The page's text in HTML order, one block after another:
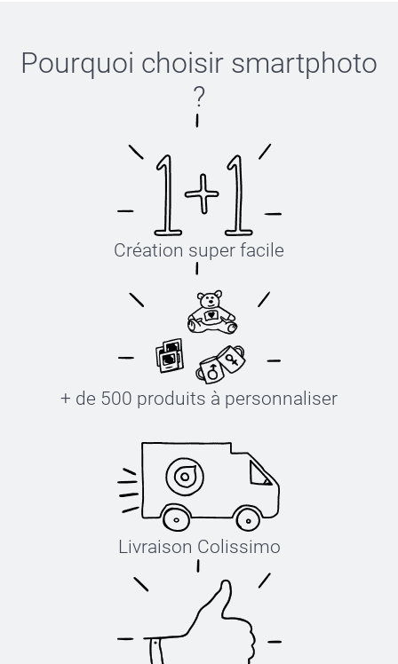
Pourquoi choisir smartphoto
?
Création super facile
+ de 500 produits à personnaliser
Livraison Colissimo